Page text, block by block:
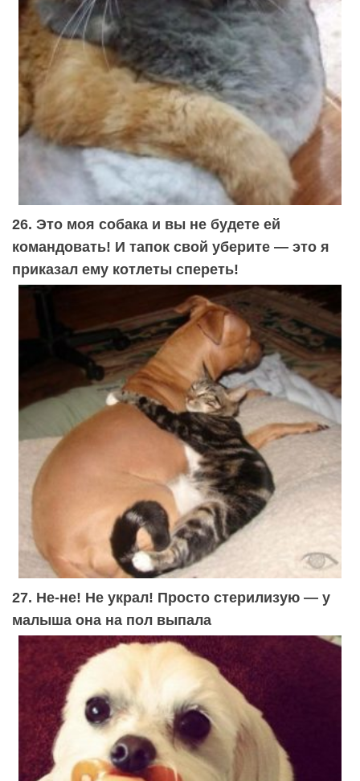
26. Это моя собака и вы не будете ей
командовать! И тапок свой уберите — это я
приказал ему котлеты спереть!
27. Не-не! Не украл! Просто стерилизую — у
малыша она на пол выпала